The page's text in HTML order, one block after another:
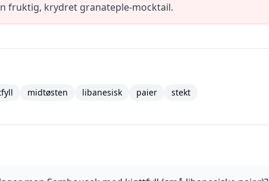
fruktig, krydret granateple-mocktail.
midtøsten libanesisk paier stekt